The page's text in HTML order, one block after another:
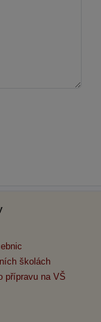
školách
přípravu na VŠ